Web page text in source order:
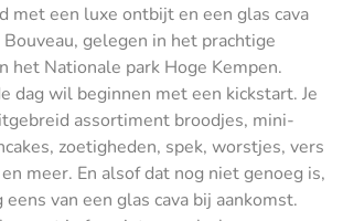
met een luxe ontbijt en een glas cava
gelegen in het prachtige
het Nationale park Hoge Kempen.
dag wil beginnen met een kickstart. Je
assortiment broodjes, mini-
zoetigheden, spek, worstjes, vers
meer. En alsof dat nog niet genoeg is,
van een glas cava bij aankomst.